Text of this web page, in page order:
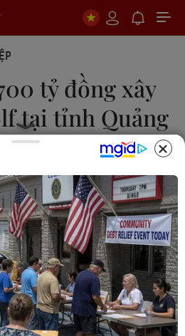
tỷ đồng xây
tại tỉnh Quảng
hạn mức gần 700 tỷ
sân golf Bảo Ninh -
Ninh, thành phố Đồng Hới,